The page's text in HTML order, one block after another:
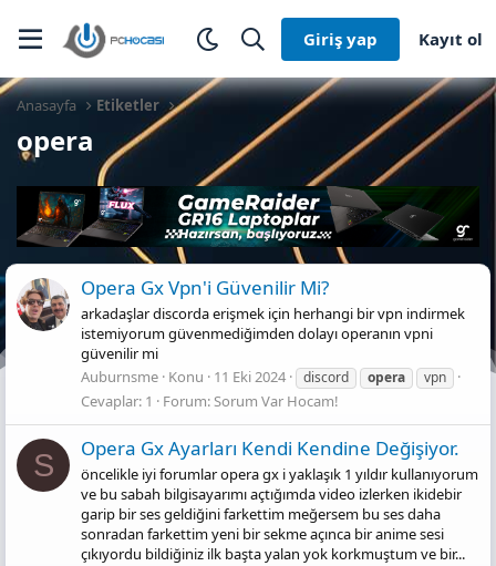
Giriş yap Kayıt ol
Anasayfa Etiketler
opera
Opera Gx Vpn'i Güvenilir Mi?
arkadaşlar discorda erişmek için herhangi bir vpn indirmek
istemiyorum güvenmediğimden dolayı operanın vpni
güvenilir mi
Auburnsme Konu 11 Eki 2024 discord opera vpn
Cevaplar: 1 Forum:Sorum Var Hocam!
S Opera Gx Ayarları Kendi Kendine Değişiyor.
öncelikle iyi forumlar opera gx i yaklaşık 1 yıldır kullanıyorum
ve bu sabah bilgisayarımı açtığımda video izlerken ikidebir
garip bir ses geldiğini farkettim meğersem bu ses daha
sonradan farkettim yeni bir sekme açınca bir anime sesi
çıkıyordu bildiğiniz ilk başta yalan yok korkmuştum ve bir...